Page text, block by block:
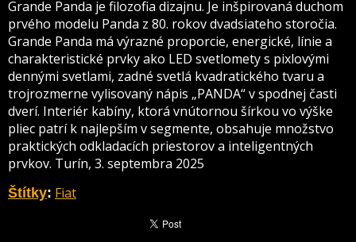
Grande Panda je filozofia dizajnu. Je inšpirovaná duchom
prvého modelu Panda z 80. rokov dvadsiateho storočia.
Grande Panda má výrazné proporcie, energické, línie a
charakteristické prvky ako LED svetlomety s pixlovými
dennými svetlami, zadné svetlá kvadratického tvaru a
trojrozmerne vylisovaný nápis „PANDA“ v spodnej časti
dverí. Interiér kabíny, ktorá vnútornou šírkou vo výške
pliec patrí k najlepším v segmente, obsahuje množstvo
praktických odkladacích priestorov a inteligentných
prvkov. Turín, 3. septembra 2025
Štítky: Fiat